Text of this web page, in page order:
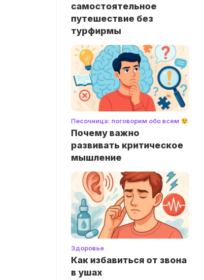
самостоятельное
путешествие без
турфирмы
Песочница: поговорим обо всем
Почему важно
развивать критическое
мышление
Здоровье
Как избавиться от звона
в ушах